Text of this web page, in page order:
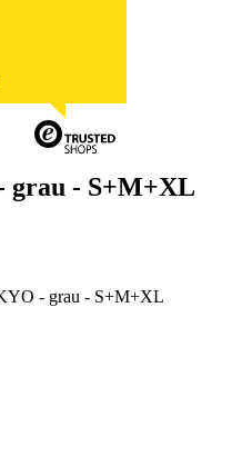
grau - S+M+XL